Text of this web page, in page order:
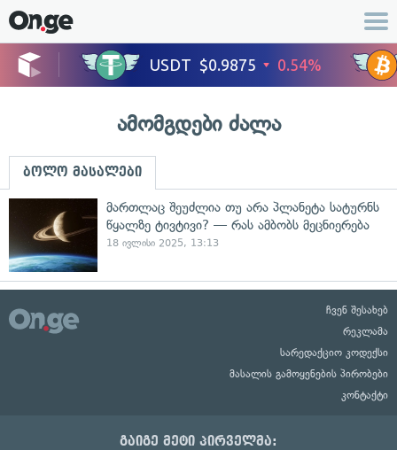
ამომგდები ძალა
ბოლო მასალები
მართლაც შეუძლია თუ არა პლანეტა სატურნს
წყალზე ტივტივი? — რას ამბობს მეცნიერება
18 ივლისი 2025, 13:13
ჩვენ შესახებ
რეკლამა
სარედაქციო კოდექსი
მასალის გამოყენების პირობები
კონტაქტი
გაიგე მეტი პირველმა: